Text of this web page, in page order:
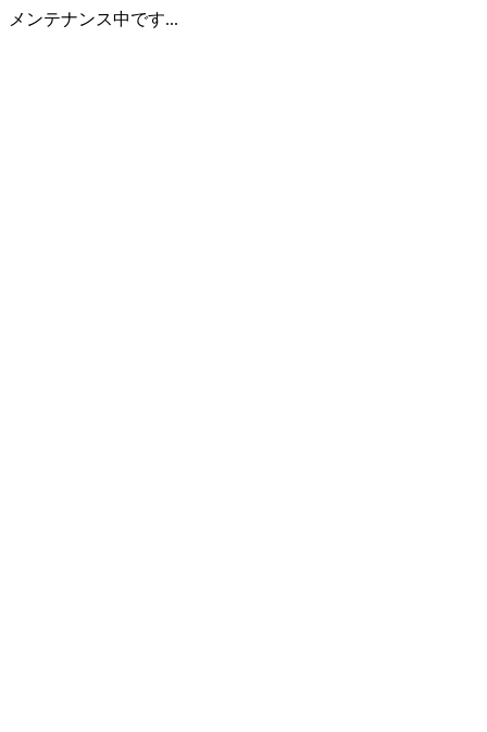
メンテナンス中です...